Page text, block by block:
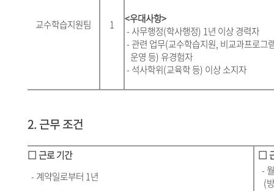
교수학습지원팀 1
<우대사항>
- 사무행정(학사행정) 1년 이상 경력자
- 관련 업무(교수학습지원, 비교과프로그
운영 등) 유경험자
- 석사학위(교육학 등) 이상 소지자
2. 근무 조건
□ 근로 기간
□
- 계약일로부터 1년
-
(